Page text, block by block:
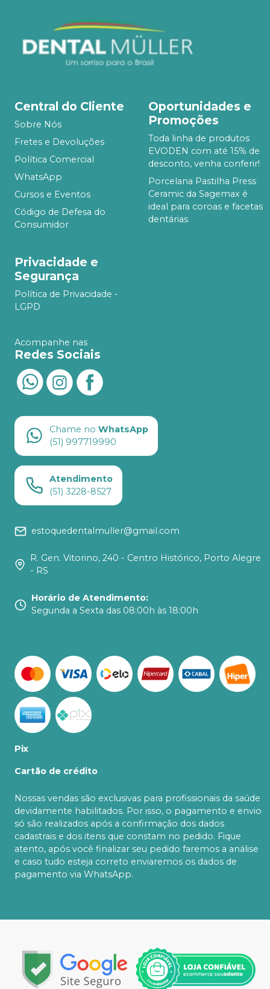
Central do Cliente
Sobre Nós
Fretes e Devoluções
Política Comercial
WhatsApp
Cursos e Eventos
Código de Defesa do
Consumidor
Oportunidades e
Promoções
Toda linha de produtos
EVODEN com até 15% de
desconto, venha conferir!
Porcelana Pastilha Press
Ceramic da Sagemax é
ideal para coroas e facetas
dentárias
Privacidade e
Segurança
Política de Privacidade -
LGPD
Acompanhe nas
Redes Sociais
Chame no WhatsApp
(51) 997719990
Atendimento
(51) 3228-8527
estoquedentalmuller@gmail.com
R. Gen. Vitorino, 240 - Centro Histórico, Porto Alegre
- RS
Horário de Atendimento:
Segunda a Sexta das 08:00h às 18:00h
Pix
Cartão de crédito
Nossas vendas são exclusivas para profissionais da saúde
devidamente habilitados. Por isso, o pagamento e envio
só são realizados após a confirmação dos dados
cadastrais e dos itens que constam no pedido. Fique
atento, após você finalizar seu pedido faremos a análise
e caso tudo esteja correto enviaremos os dados de
pagamento via WhatsApp.